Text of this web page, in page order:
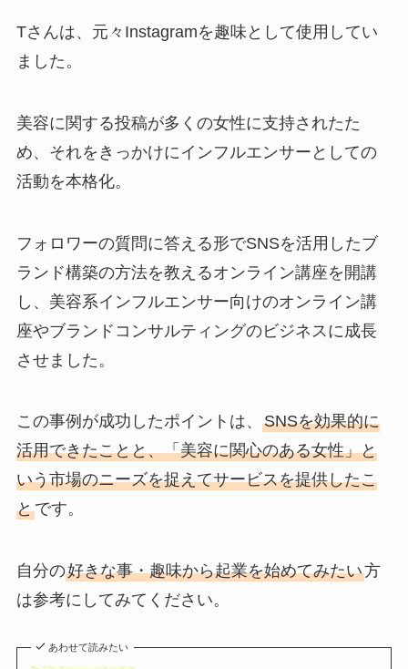
Tさんは、元々Instagramを趣味として使用してい
ました。
美容に関する投稿が多くの女性に支持されたた
め、それをきっかけにインフルエンサーとしての
活動を本格化。
フォロワーの質問に答える形でSNSを活用したブ
ランド構築の方法を教えるオンライン講座を開講
し、美容系インフルエンサー向けのオンライン講
座やブランドコンサルティングのビジネスに成長
させました。
この事例が成功したポイントは、 SNSを効果的に
活用できたことと、「美容に関心のある女性」と
いう市場のニーズを捉えてサービスを提供したこ
とです。
自分の好きな事・趣味から起業を始めてみたい方
は参考にしてみてください。
あわせて読みたい